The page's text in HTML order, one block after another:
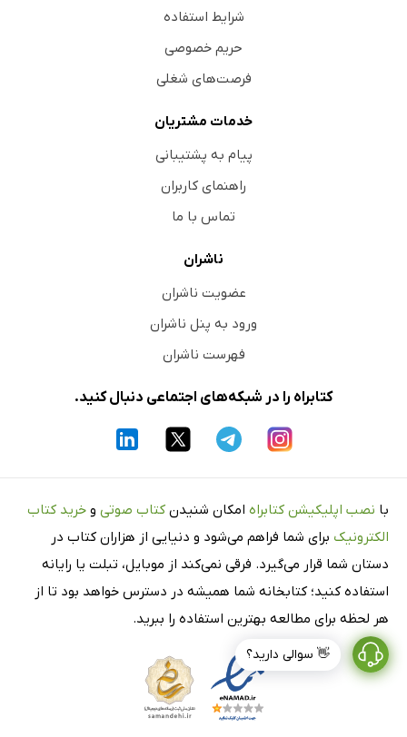
👋 سوالی دارید؟
شرایط استفاده
حریم خصوصی
فرصت‌های شغلی
خدمات مشتریان
پیام به پشتیبانی
راهنمای کاربران
تماس با ما
ناشران
عضویت ناشران
ورود به پنل ناشران
فهرست ناشران
کتابراه را در شبکه‌های اجتماعی دنبال کنید.
با نصب اپلیکیشن کتابراه امکان شنیدن کتاب صوتی و خرید کتاب
الکترونیک برای شما فراهم می‌شود و دنیایی از هزاران کتاب در
دستان شما قرار می‌گیرد. فرقی نمی‌کند از موبایل، تبلت یا رایانه
استفاده کنید؛ کتابخانه شما همیشه در دسترس خواهد بود تا از
هر لحظه برای مطالعه بهترین استفاده را ببرید.